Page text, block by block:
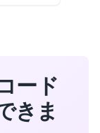
ード
きま